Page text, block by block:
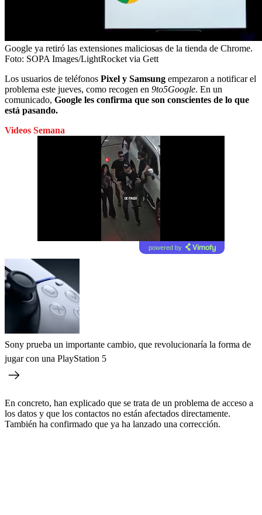
Google ya retiró las extensiones maliciosas de la tienda de Chrome.
Foto: SOPA Images/LightRocket via Gett
Los usuarios de teléfonos Pixel y Samsung empezaron a notificar el
problema este jueves, como recogen en 9to5Google. En un
comunicado, Google les confirma que son conscientes de lo que
está pasando.
Videos Semana
powered by
Sony prueba un importante cambio, que revolucionaría la forma de
jugar con una PlayStation 5
En concreto, han explicado que se trata de un problema de acceso a
los datos y que los contactos no están afectados directamente.
También ha confirmado que ya ha lanzado una corrección.